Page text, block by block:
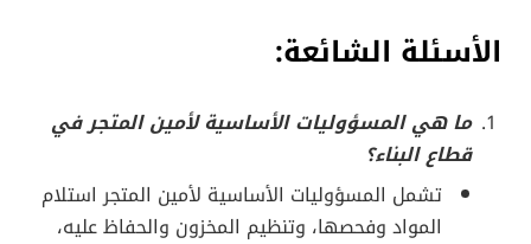
الأسئلة الشائعة:
ما هي المسؤوليات الأساسية لأمين المتجر في
قطاع البناء؟
تشمل المسؤوليات الأساسية لأمين المتجر استلام
المواد وفحصها، وتنظيم المخزون والحفاظ عليه،